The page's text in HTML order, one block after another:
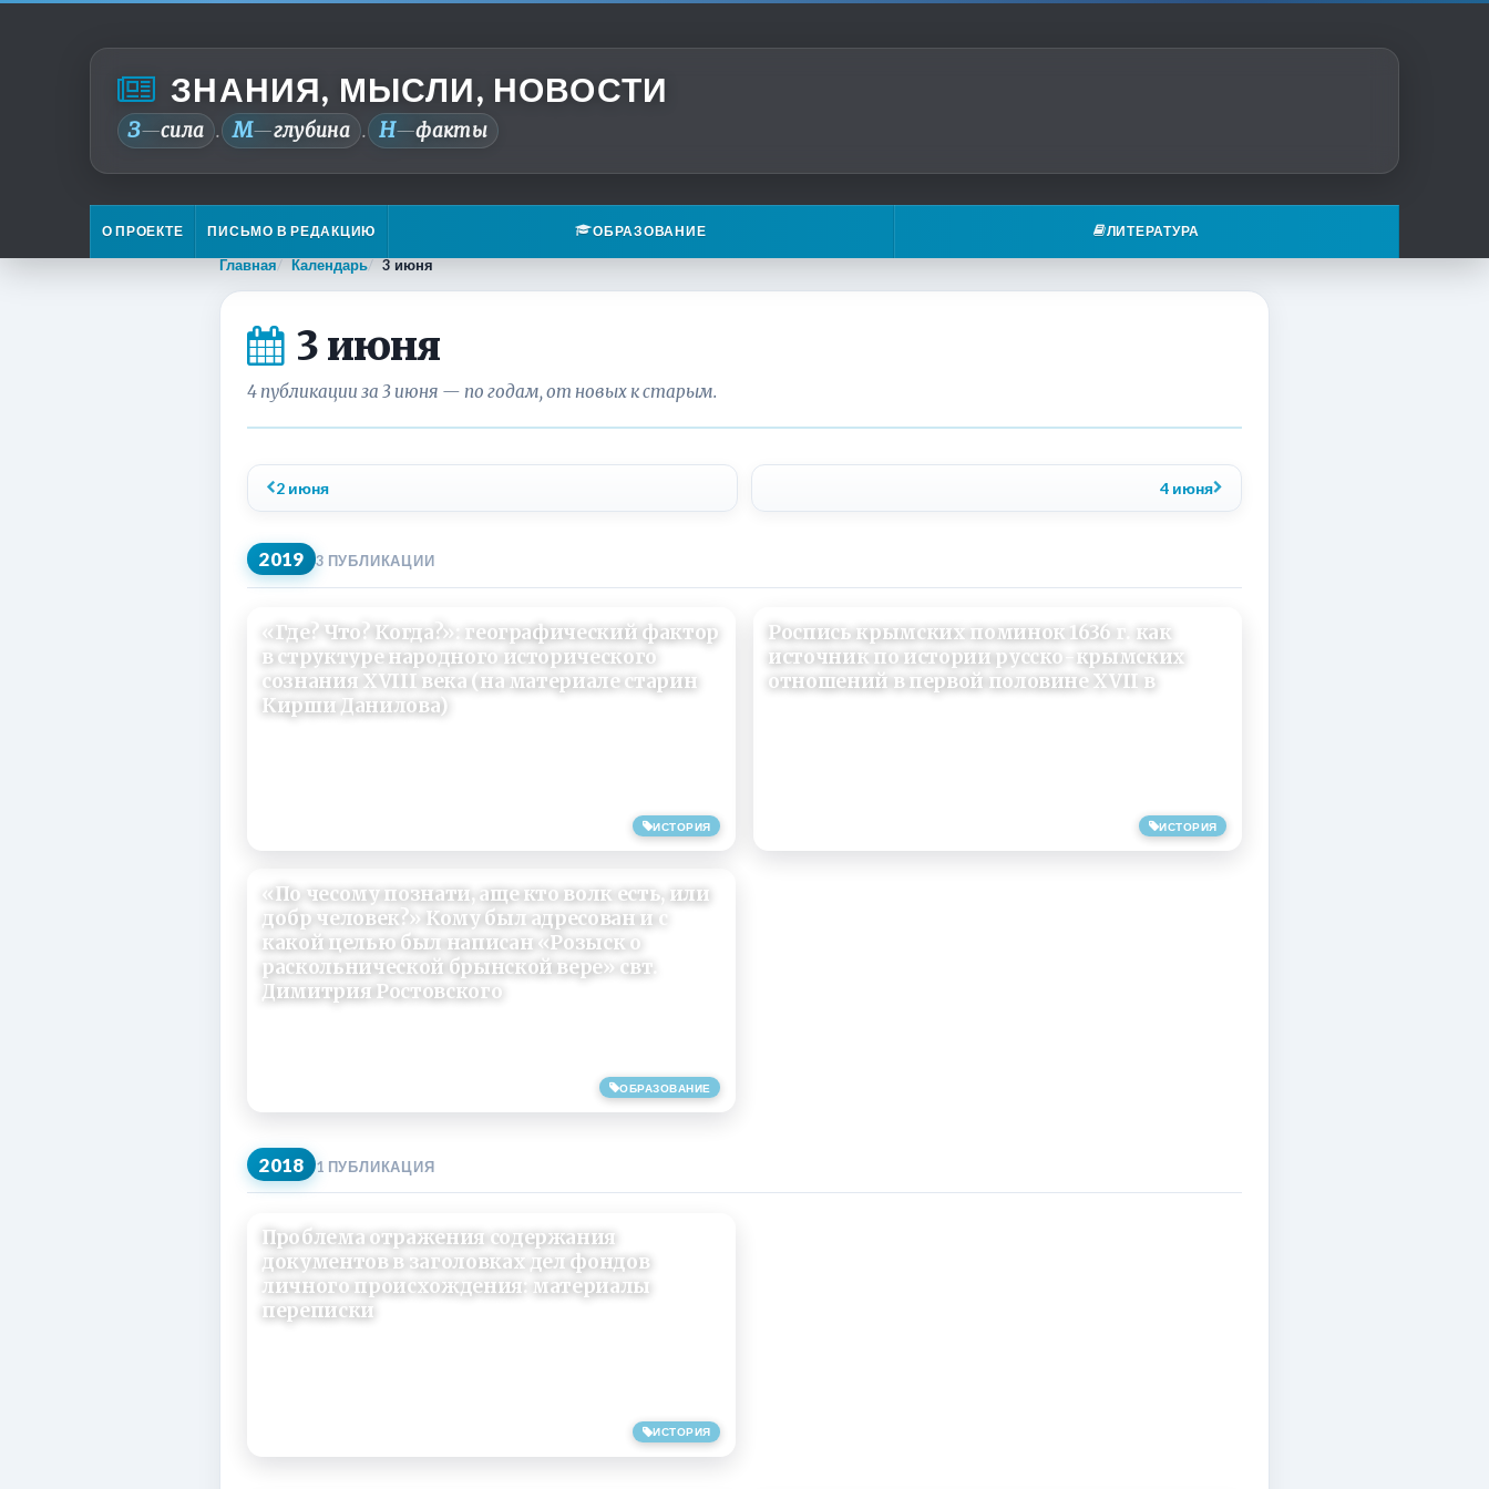
ЗНАНИЯ, МЫСЛИ, НОВОСТИ
З—сила . М—глубина . Н—факты
О ПРОЕКТЕ ПИСЬМО В РЕДАКЦИЮ ОБРАЗОВАНИЕ ЛИТЕРАТУРА
Главная Календарь 3 июня
3 июня
4 публикации за 3 июня — по годам, от новых к старым.
2 июня 4 июня
2019 3 ПУБЛИКАЦИИ
ИСТОРИЯ
«Где? Что? Когда?»: географический фактор
в структуре народного исторического
сознания XVIII века (на материале старин
Кирши Данилова)
ИСТОРИЯ
Роспись крымских поминок 1636 г. как
источник по истории русско-крымских
отношений в первой половине XVII в
ОБРАЗОВАНИЕ
«По чесому познати, аще кто волк есть, или
добр человек?» Кому был адресован и с
какой целью был написан «Розыск о
раскольнической брынской вере» свт.
Димитрия Ростовского
2018 1 ПУБЛИКАЦИЯ
ИСТОРИЯ
Проблема отражения содержания
документов в заголовках дел фондов
личного происхождения: материалы
переписки